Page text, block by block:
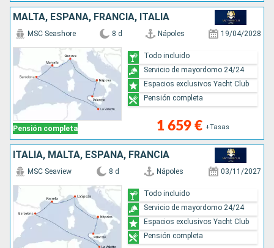
MALTA, ESPAÑA, FRANCIA, ITALIA
Pensión completa
MSC Seashore 8 d Nápoles 19/04/2028
1 659 € +Tasas
Todo incluido
Servicio de mayordomo 24/24
Espacios exclusivos Yacht Club
Pensión completa
ITALIA, MALTA, ESPAÑA, FRANCIA
MSC Seaview 8 d Nápoles 03/11/2027
Todo incluido
Servicio de mayordomo 24/24
Espacios exclusivos Yacht Club
Pensión completa